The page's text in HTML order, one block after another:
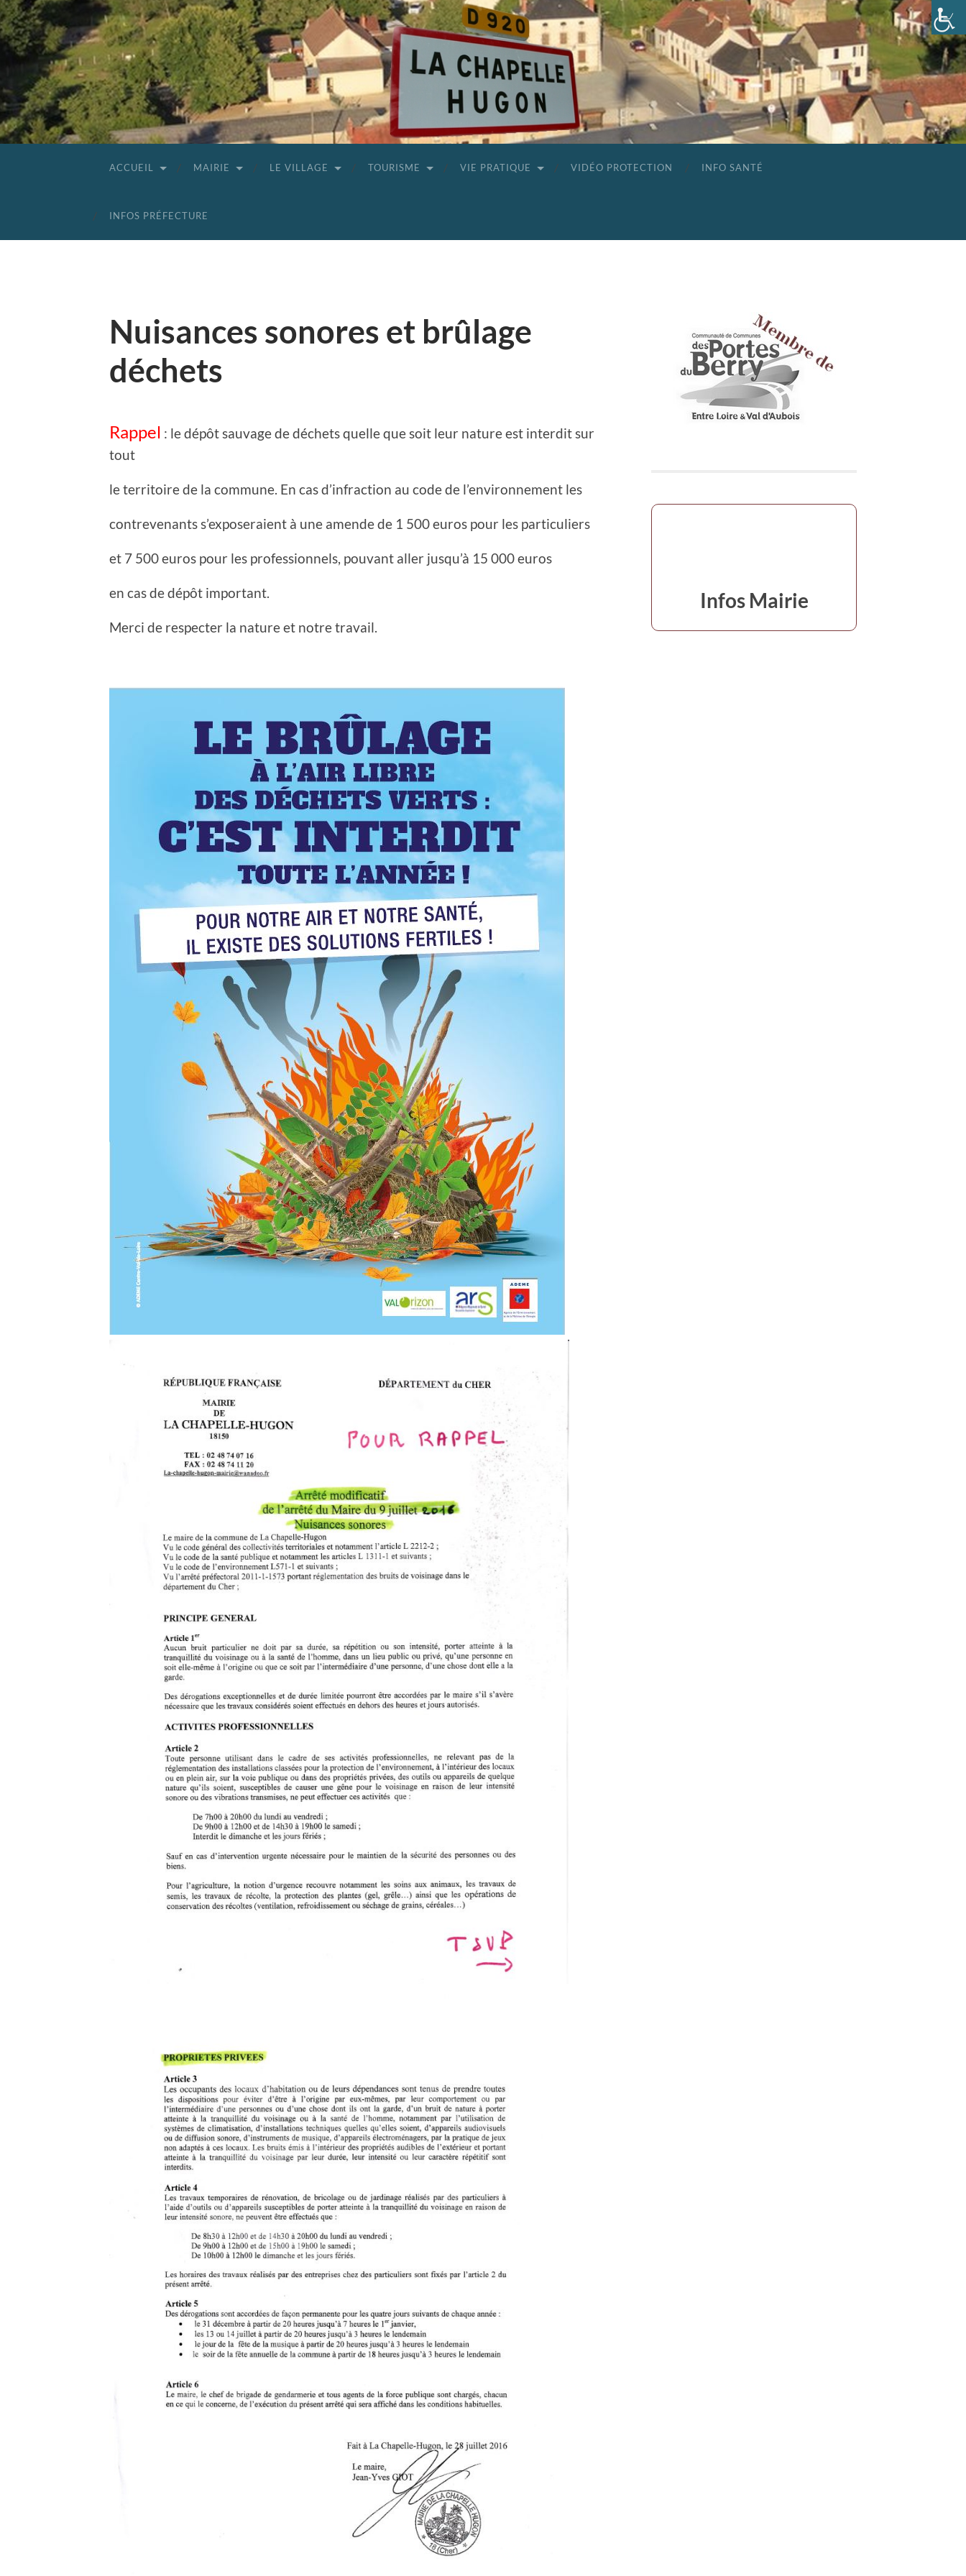
ACCUEIL MAIRIE LE VILLAGE TOURISME VIE PRATIQUE VIDÉO PROTECTION INFO SANTÉ
INFOS PRÉFECTURE
Nuisances sonores et brûlage
déchets
Rappel : le dépôt sauvage de déchets quelle que soit leur nature est interdit sur
tout
le territoire de la commune. En cas d’infraction au code de l’environnement les
contrevenants s’exposeraient à une amende de 1 500 euros pour les particuliers
et 7 500 euros pour les professionnels, pouvant aller jusqu’à 15 000 euros
en cas de dépôt important.
Merci de respecter la nature et notre travail.
en cas d'urgence,s'adresser à la mairie
02 48 74 07 16